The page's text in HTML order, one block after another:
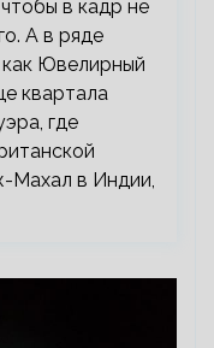
в кадр не
А в ряде
как Ювелирный
квартала
где
Махал в Индии,